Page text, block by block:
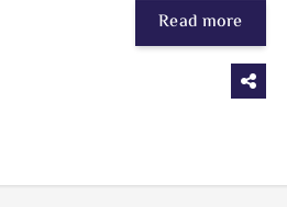
Read more